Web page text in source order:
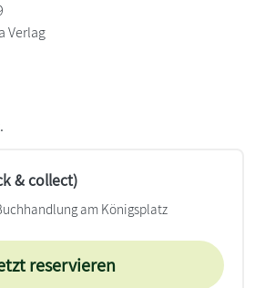
Verlag
& collect)
am Königsplatz
reservieren